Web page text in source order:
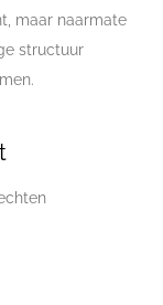
maar naarmate
structuur